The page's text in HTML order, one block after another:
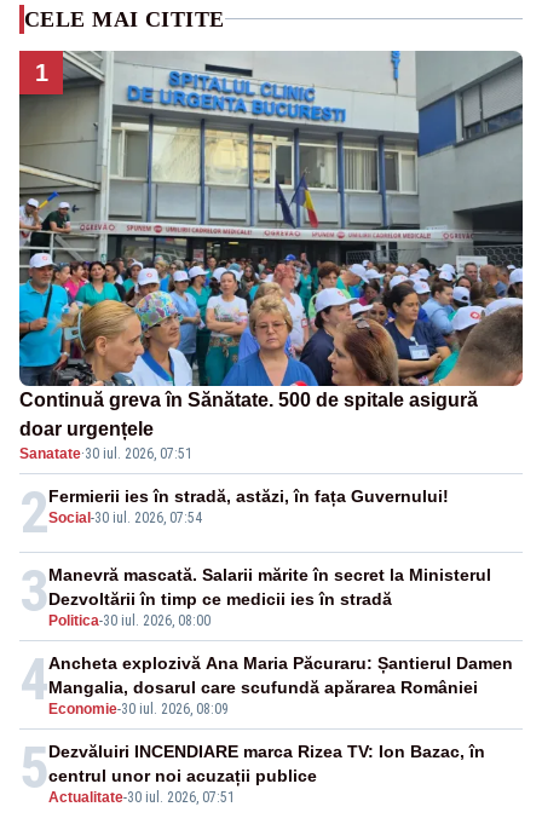
CELE MAI CITITE
1
Continuă greva în Sănătate. 500 de spitale asigură
doar urgențele
Sanatate·30 iul. 2026, 07:51
2Social -30 iul. 2026, 07:54
Fermierii ies în stradă, astăzi, în fața Guvernului!
3 Politica-30 iul. 2026, 08:00
Manevră mascată. Salarii mărite în secret la Ministerul
Dezvoltării în timp ce medicii ies în stradă
4 Economie-30 iul. 2026, 08:09
Ancheta explozivă Ana Maria Păcuraru: Șantierul Damen
Mangalia, dosarul care scufundă apărarea României
5Actualitate-30 iul. 2026, 07:51
Dezvăluiri INCENDIARE marca Rizea TV: Ion Bazac, în
centrul unor noi acuzații publice